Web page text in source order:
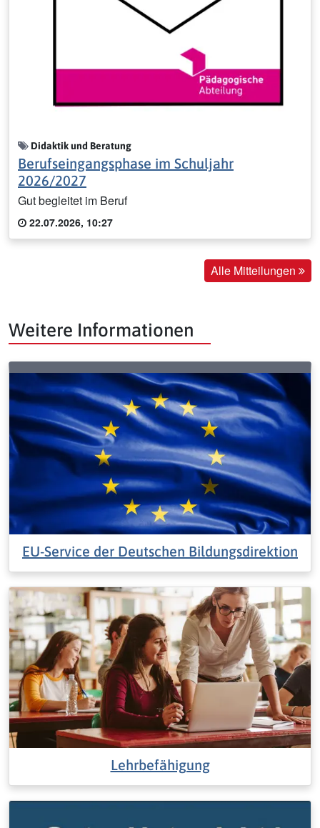
Didaktik und Beratung
Berufseingangsphase im Schuljahr
2026/2027
Gut begleitet im Beruf
22.07.2026, 10:27
Alle Mitteilungen
Weitere Informationen
EU-Service der Deutschen Bildungsdirektion
Lehrbefähigung